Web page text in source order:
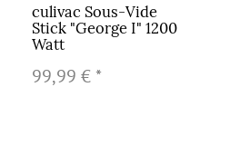
culivac Sous-Vide
Stick "George I" 1200
Watt
99,99 €*